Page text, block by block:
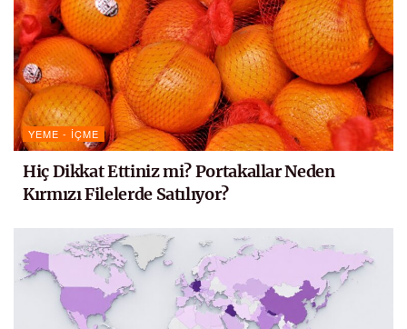
YEME - İÇME
Hiç Dikkat Ettiniz mi? Portakallar Neden
Kırmızı Filelerde Satılıyor?